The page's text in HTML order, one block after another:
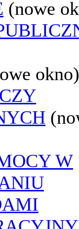
(nowe
okno)
W